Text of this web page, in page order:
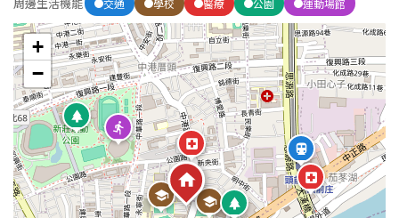
~ 樓
格局
不拘
1房
2房 3房
4房 5房以上
交通 學校 醫療 公園 運動場館
+
−